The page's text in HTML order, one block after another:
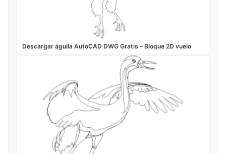
Descargar águila AutoCAD DWG Gratis – Bloque 2D vuelo